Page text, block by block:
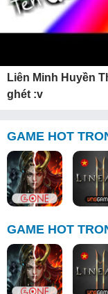
Liên Minh Huyền
ghét :v
GAME HOT
GAME HOT